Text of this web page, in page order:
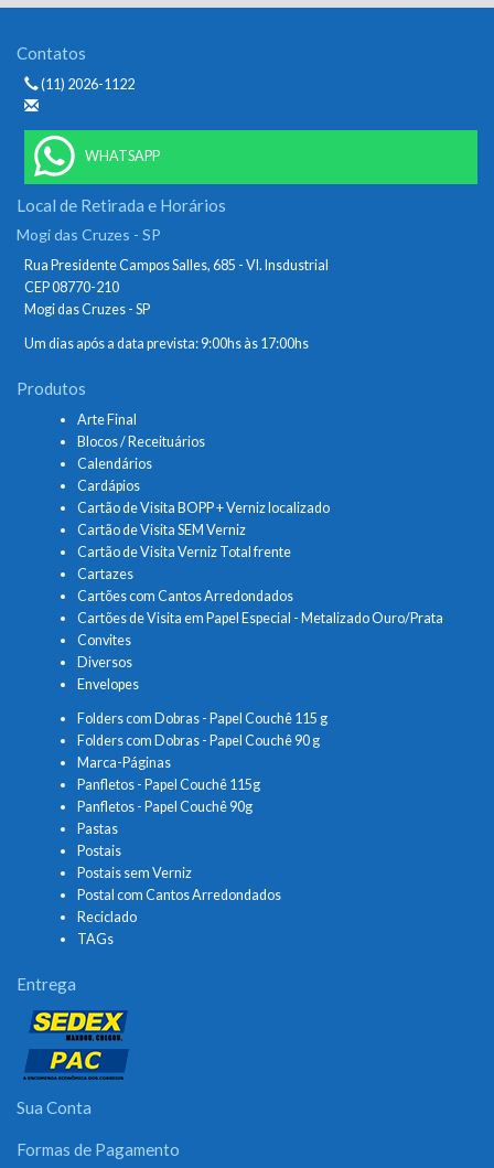
Contatos
(11) 2026-1122
WHATSAPP
Local de Retirada e Horários
Mogi das Cruzes - SP
Rua Presidente Campos Salles, 685 - Vl. Insdustrial
CEP 08770-210
Mogi das Cruzes - SP
Um dias após a data prevista: 9:00hs às 17:00hs
Produtos
Arte Final
Blocos / Receituários
Calendários
Cardápios
Cartão de Visita BOPP + Verniz localizado
Cartão de Visita SEM Verniz
Cartão de Visita Verniz Total frente
Cartazes
Cartões com Cantos Arredondados
Cartões de Visita em Papel Especial - Metalizado Ouro/Prata
Convites
Diversos
Envelopes
Folders com Dobras - Papel Couchê 115 g
Folders com Dobras - Papel Couchê 90 g
Marca-Páginas
Panfletos - Papel Couchê 115g
Panfletos - Papel Couchê 90g
Pastas
Postais
Postais sem Verniz
Postal com Cantos Arredondados
Reciclado
TAGs
Entrega
Sua Conta
Formas de Pagamento